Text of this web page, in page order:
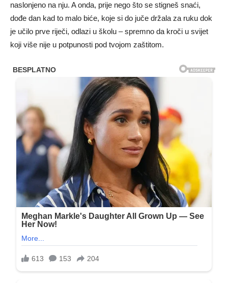
naslonjeno na nju. A onda, prije nego što se stigneš snaći,
dođe dan kad to malo biće, koje si do juče držala za ruku dok
je učilo prve riječi, odlazi u školu – spremno da kroči u svijet
koji više nije u potpunosti pod tvojom zaštitom.